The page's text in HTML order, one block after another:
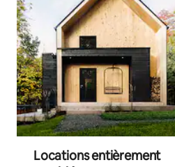
Locations entièrement